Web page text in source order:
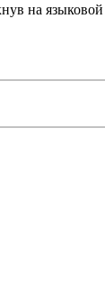
на языковой